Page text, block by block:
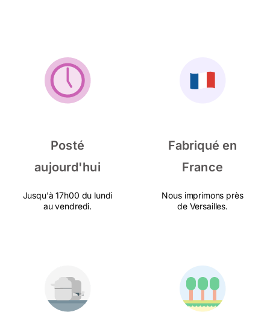
Posté
aujourd'hui
Jusqu'à 17h00 du lundi
au vendredi.
Fabriqué en
France
Nous imprimons près
de Versailles.